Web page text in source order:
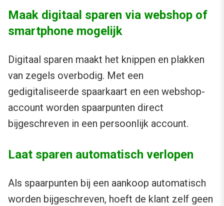
Maak digitaal sparen via webshop of
smartphone mogelijk
Digitaal sparen maakt het knippen en plakken
van zegels overbodig. Met een
gedigitaliseerde spaarkaart en een webshop-
account worden spaarpunten direct
bijgeschreven in een persoonlijk account.
Laat sparen automatisch verlopen
Als spaarpunten bij een aankoop automatisch
worden bijgeschreven, hoeft de klant zelf geen